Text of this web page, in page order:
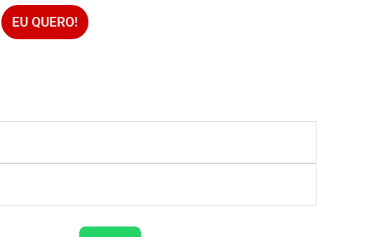
EU QUERO!